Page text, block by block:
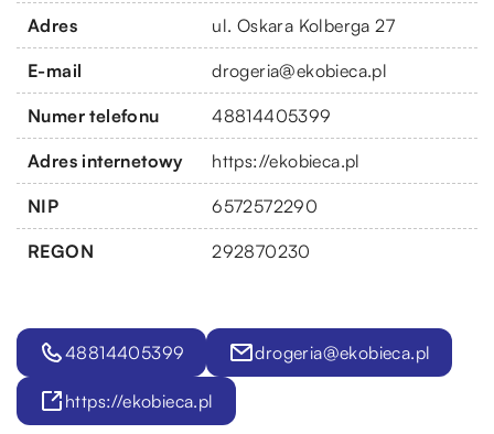
Adres ul. Oskara Kolberga 27
E-mail drogeria@ekobieca.pl
Numer telefonu 48814405399
Adres internetowy https://ekobieca.pl
NIP 6572572290
REGON 292870230
48814405399 drogeria@ekobieca.pl
https://ekobieca.pl